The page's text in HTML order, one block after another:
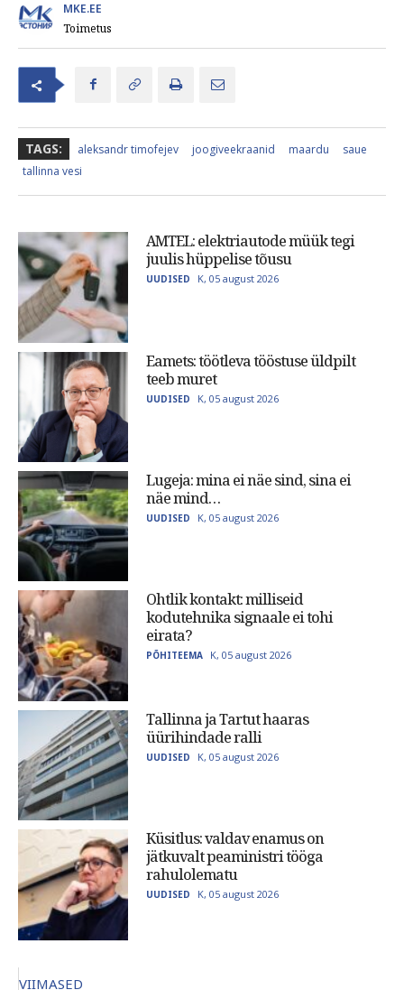
MKE.EE
Toimetus
TAGS: aleksandr timofejev joogiveekraanid maardu
saue
tallinna vesi
AMTEL: elektriautode müük tegi
juulis hüppelise tõusu
UUDISED K, 05 august 2026
Eamets: töötleva tööstuse üldpilt
teeb muret
UUDISED K, 05 august 2026
Lugeja: mina ei näe sind, sina ei
näe mind…
UUDISED K, 05 august 2026
Ohtlik kontakt: milliseid
kodutehnika signaale ei tohi
eirata?
PÕHITEEMA K, 05 august 2026
Tallinna ja Tartut haaras
üürihindade ralli
UUDISED K, 05 august 2026
Küsitlus: valdav enamus on
jätkuvalt peaministri tööga
rahulolematu
UUDISED K, 05 august 2026
VIIMASED